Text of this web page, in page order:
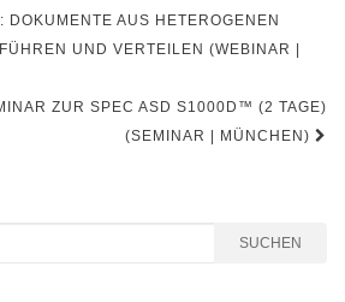
DOKUMENTE AUS HETEROGENEN
UND VERTEILEN (WEBINAR |
ZUR SPEC ASD S1000D™ (2 TAGE)
(SEMINAR | MÜNCHEN)
SUCHEN